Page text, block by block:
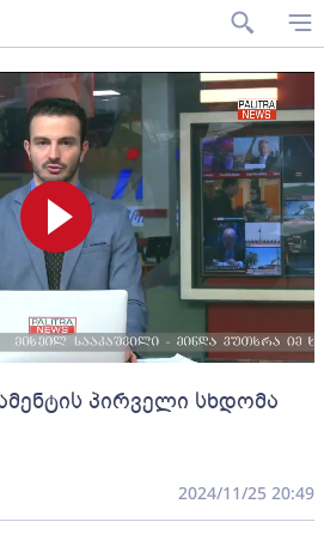
პირველი სხდომა
2024/11/25 20:49